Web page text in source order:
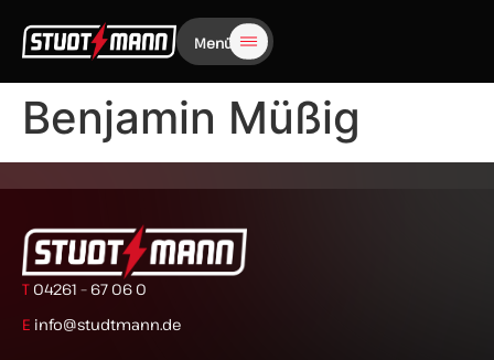
Menü
Benjamin Müßig
T 04261 – 67 06 0
E info@studtmann.de